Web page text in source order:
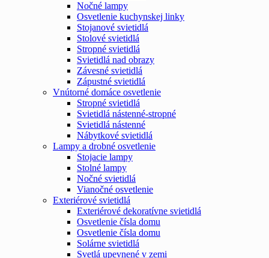
Nočné lampy
Osvetlenie kuchynskej linky
Stojanové svietidlá
Stolové svietidlá
Stropné svietidlá
Svietidlá nad obrazy
Závesné svietidlá
Zápustné svietidlá
Vnútorné domáce osvetlenie
Stropné svietidlá
Svietidlá nástenné-stropné
Svietidlá nástenné
Nábytkové svietidlá
Lampy a drobné osvetlenie
Stojacie lampy
Stolné lampy
Nočné svietidlá
Vianočné osvetlenie
Exteriérové svietidlá
Exteriérové dekoratívne svietidlá
Osvetlenie čísla domu
Osvetlenie čísla domu
Solárne svietidlá
Svetlá upevnené v zemi